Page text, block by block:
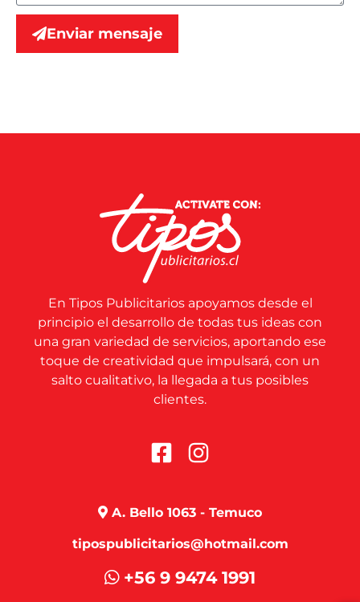
Enviar mensaje
En Tipos Publicitarios apoyamos desde el
principio el desarrollo de todas tus ideas con
una gran variedad de servicios, aportando ese
toque de creatividad que impulsará, con un
salto cualitativo, la llegada a tus posibles
clientes.
A. Bello 1063 - Temuco
tipospublicitarios@hotmail.com
+56 9 9474 1991